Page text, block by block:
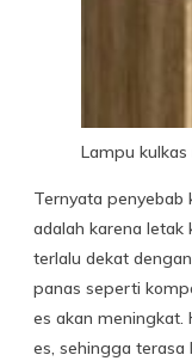
Lampu
Ternyata penyebab
adalah karena letak
terlalu dekat
panas seperti
es akan meningkat.
es, sehingga terasa